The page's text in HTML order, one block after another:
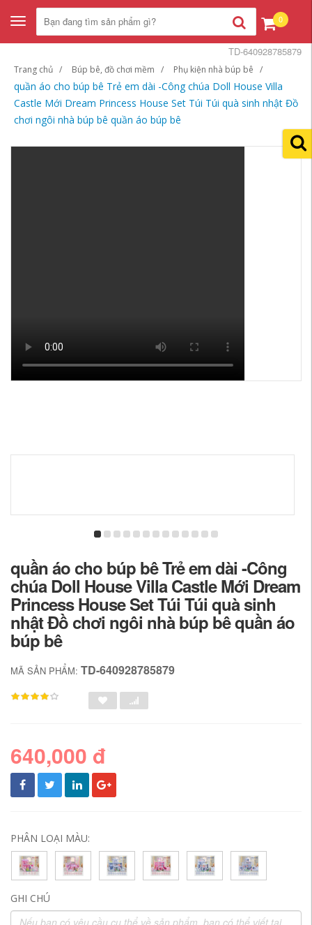
Toggle
navigation
0
Trang chủ Búp bê, đồ chơi mềm Phụ kiện nhà búp bê
quần áo cho búp bê Trẻ em dài -Công chúa Doll House Villa
Castle Mới Dream Princess House Set Túi Túi quà sinh nhật Đồ
chơi ngôi nhà búp bê quần áo búp bê
TD-640928785879
quần áo cho búp bê Trẻ em dài -Công
chúa Doll House Villa Castle Mới Dream
Princess House Set Túi Túi quà sinh
nhật Đồ chơi ngôi nhà búp bê quần áo
búp bê
MÃ SẢN PHẨM: TD-640928785879
640,000 đ
PHÂN LOẠI MÀU:
GHI CHÚ